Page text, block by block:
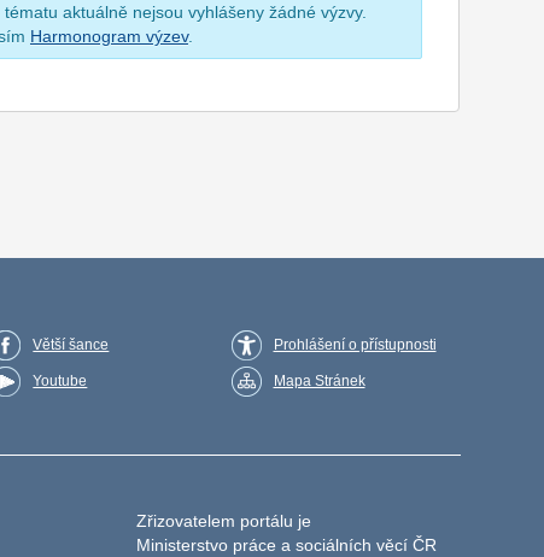
aktuálně nejsou vyhlášeny žádné výzvy.
Harmonogram výzev.
Větší šance
Youtube
Prohlášení o přístupnosti
Mapa Stránek
Zřizovatelem portálu je
Ministerstvo práce a sociálních věcí ČR